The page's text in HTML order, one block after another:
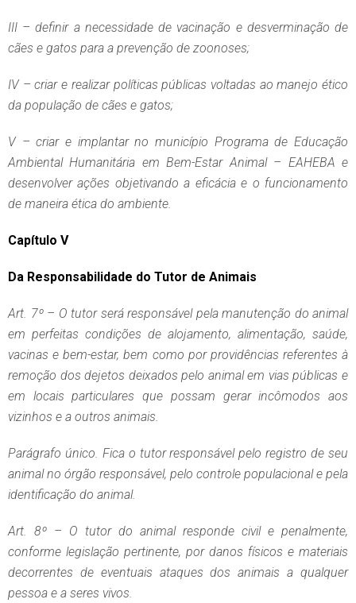
III – definir a necessidade de vacinação e desverminação de
cães e gatos para a prevenção de zoonoses;
IV – criar e realizar políticas públicas voltadas ao manejo ético
da população de cães e gatos;
V – criar e implantar no município Programa de Educação
Ambiental Humanitária em Bem-Estar Animal – EAHEBA e
desenvolver ações objetivando a eficácia e o funcionamento
de maneira ética do ambiente.
Capítulo V
Da Responsabilidade do Tutor de Animais
Art. 7º – O tutor será responsável pela manutenção do animal
em perfeitas condições de alojamento, alimentação, saúde,
vacinas e bem-estar, bem como por providências referentes à
remoção dos dejetos deixados pelo animal em vias públicas e
em locais particulares que possam gerar incômodos aos
vizinhos e a outros animais.
Parágrafo único. Fica o tutor responsável pelo registro de seu
animal no órgão responsável, pelo controle populacional e pela
identificação do animal.
Art. 8º – O tutor do animal responde civil e penalmente,
conforme legislação pertinente, por danos físicos e materiais
decorrentes de eventuais ataques dos animais a qualquer
pessoa e a seres vivos.